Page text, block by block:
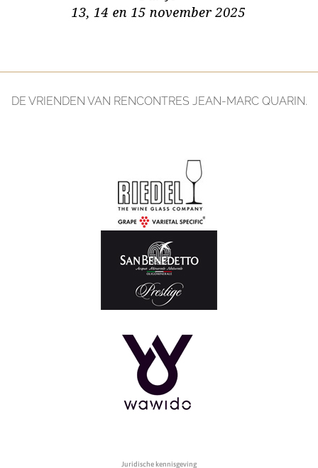
DE VRIENDEN VAN RENCONTRES JEAN-MARC QUARIN.
Juridische kennisgeving